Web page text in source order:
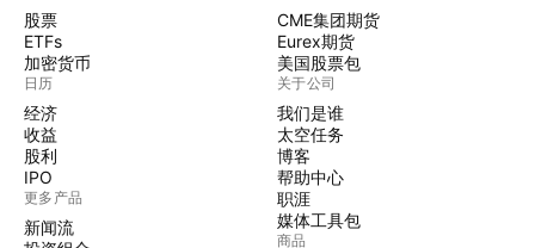
股票
ETFs
加密货币
日历
经济
收益
股利
IPO
更多产品
新闻流
CME集团期货
Eurex期货
美国股票包
关于公司
我们是谁
太空任务
博客
帮助中心
职涯
媒体工具包
商品